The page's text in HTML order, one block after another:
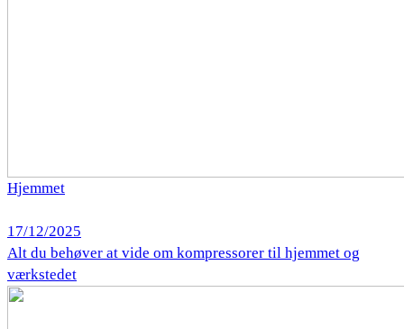
Hjemmet
17/12/2025
Alt du behøver at vide om kompressorer til hjemmet og
værkstedet